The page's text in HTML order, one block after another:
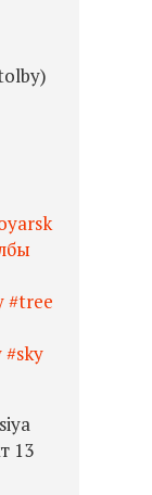
#tree
13